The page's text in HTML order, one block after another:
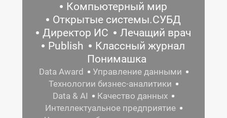
Компьютерный мир
Открытые системы.СУБД
Директор ИС
Лечащий врач
Publish
Классный журнал
Понимашка
Data Award
Управление данными
Технологии бизнес-аналитики
Data & AI
Качество данных
Интеллектуальное предприятие